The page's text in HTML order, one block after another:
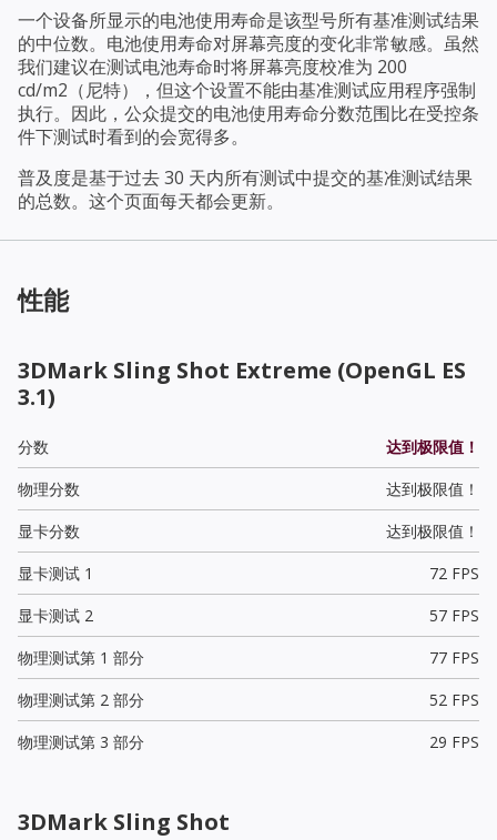
一个设备所显示的电池使用寿命是该型号所有基准测试结果
的中位数。电池使用寿命对屏幕亮度的变化非常敏感。虽然
我们建议在测试电池寿命时将屏幕亮度校准为 200
cd/m2（尼特），但这个设置不能由基准测试应用程序强制
执行。因此，公众提交的电池使用寿命分数范围比在受控条
件下测试时看到的会宽得多。
普及度是基于过去 30 天内所有测试中提交的基准测试结果
的总数。这个页面每天都会更新。
性能
3DMark Sling Shot Extreme (OpenGL ES
3.1)
分数
达到极限值！
物理分数
达到极限值！
显卡分数
达到极限值！
显卡测试 1
72 FPS
显卡测试 2
57 FPS
物理测试第 1 部分
77 FPS
物理测试第 2 部分
52 FPS
物理测试第 3 部分
29 FPS
3DMark Sling Shot